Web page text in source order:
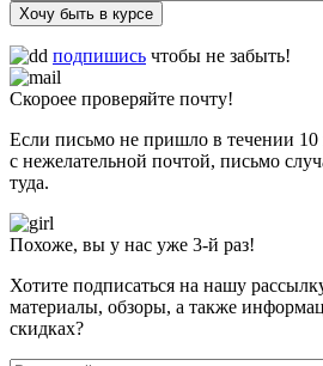
Хочу быть в курсе
подпишись чтобы не забыть!
Скороее проверяйте почту!
Если письмо не пришло в течении 10
с нежелательной почтой, письмо
туда.
Похоже, вы у нас уже 3-й раз!
Хотите подписаться на нашу
материалы, обзоры, а также
скидках?